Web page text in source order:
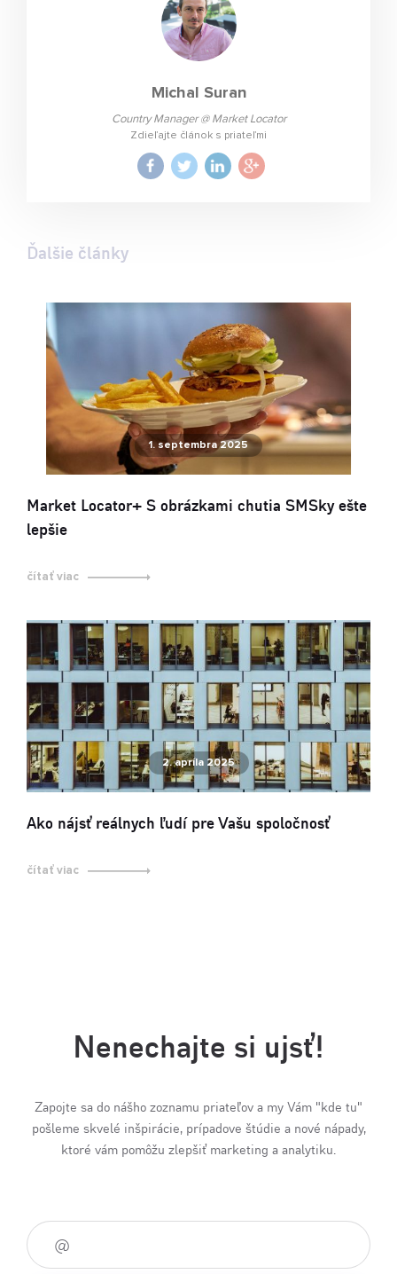
Michal Suran
Country Manager @ Market Locator
Zdieľajte článok s priateľmi
Ďalšie články
1. septembra 2025
Market Locator+ S obrázkami chutia SMSky ešte
lepšie
čítať viac
2. apríla 2025
Ako nájsť reálnych ľudí pre Vašu spoločnosť
čítať viac
Nenechajte si ujsť!
Zapojte sa do nášho zoznamu priateľov a my Vám "kde tu"
pošleme skvelé inšpirácie, prípadove štúdie a nové nápady,
ktoré vám pomôžu zlepšiť marketing a analytiku.